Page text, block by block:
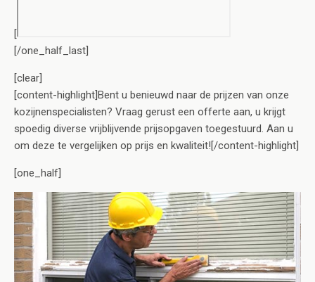
[
[/one_half_last]
[clear]
[content-highlight]Bent u benieuwd naar de prijzen van onze
kozijnenspecialisten? Vraag gerust een offerte aan, u krijgt
spoedig diverse vrijblijvende prijsopgaven toegestuurd. Aan u
om deze te vergelijken op prijs en kwaliteit![/content-highlight]
[one_half]